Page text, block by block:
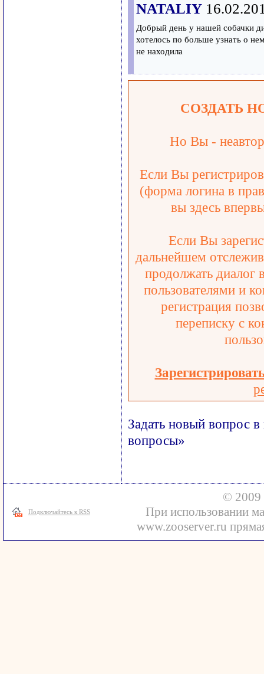
NATALIY
Добрый день у нашей собачки
хотелось по больше узнать о
не находила
СОЗДАТЬ
Но Вы -
Если Вы
(форма логина в
вы здесь
Если Вы
дальнейшем
продолжать диалог
пользователями и
регистрация
переписку с
Задать новый вопрос
вопросы»
Подключайтесь к RSS
© 2009
При использовании
www.zooserver.ru